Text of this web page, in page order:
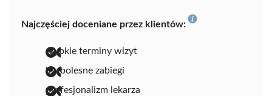
Najczęściej doceniane przez klientów:
szybkie terminy wizyt
bezbolesne zabiegi
profesjonalizm lekarza